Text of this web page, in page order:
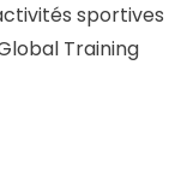
sportives
Training